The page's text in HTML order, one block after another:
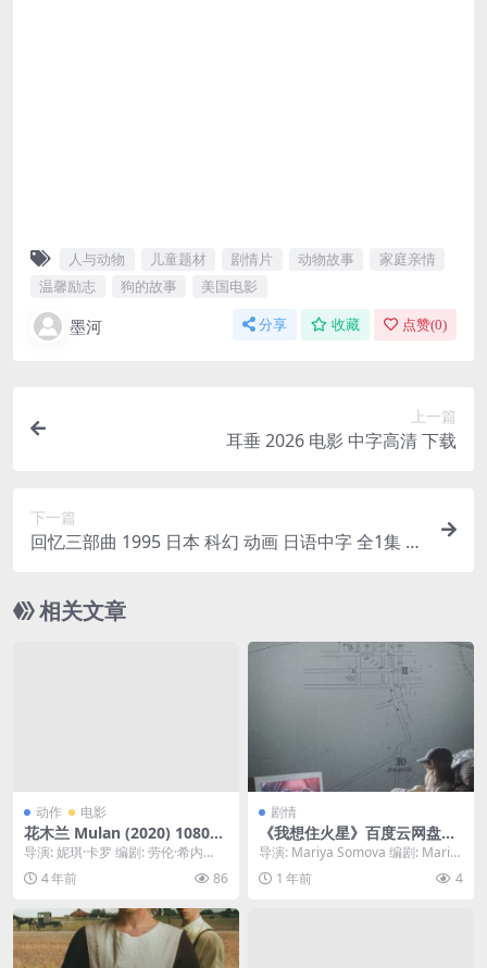
人与动物 儿童题材 剧情片 动物故事
家庭亲情
温馨励志
狗的故事 美国电影
墨河 分享 收藏 点赞(0)
上一篇
耳垂 2026 电影 中字高清 下载
下一篇
回忆三部曲 1995 日本 科幻 动画 日语中字 全1集 网
相关文章
动作 电影
花木兰 Mulan (2020) 1080中
字
导演: 妮琪·卡罗 编剧: 劳伦·希内
克 / 里克·杰法 / 伊丽莎白·马丁 /...
4 年前 86
剧情
《我想住火星》百度云网盘夸
克下载.阿里云盘.中字.(2024)
导演: Mariya Somova 编剧: Mariy
a Somova 资源下载...
1 年前 4